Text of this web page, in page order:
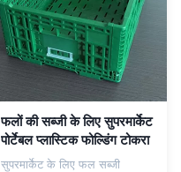
फलों की सब्जी के लिए सुपरमार्केट
पोर्टेबल प्लास्टिक फोल्डिंग टोकरा
सुपरमार्केट के लिए फल सब्जी